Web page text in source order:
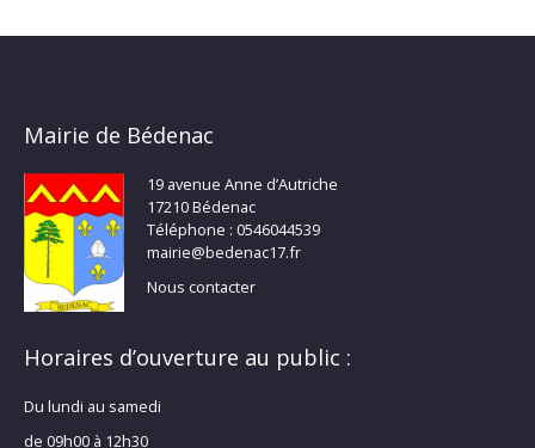
Mairie de Bédenac
19 avenue Anne d’Autriche
17210 Bédenac
Téléphone : 0546044539
mairie@bedenac17.fr
Nous contacter
Horaires d’ouverture au public :
Du lundi au samedi
de 09h00 à 12h30